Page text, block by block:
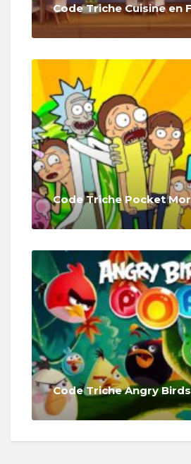
Code Triche Cuisine en
Code Triche Pocket
Code Triche Angry